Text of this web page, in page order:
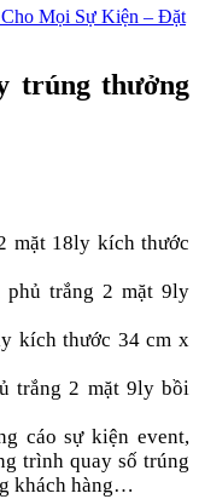
trúng thưởng
mặt 18ly kích thước
trắng 2 mặt 9ly
kích thước 34 cm x
trắng 2 mặt 9ly bồi
cáo sự kiện event,
trình quay số trúng
khách hàng…